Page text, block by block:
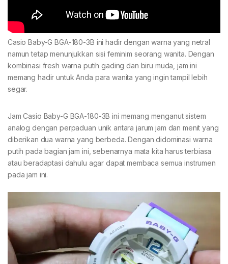
Casio Baby-G BGA-180-3B ini hadir dengan warna yang netral
namun tetap menunjukkan sisi feminim seorang wanita. Dengan
kombinasi fresh warna putih gading dan biru muda, jam ini
memang hadir untuk Anda para wanita yang ingin tampil lebih
segar.
Jam Casio Baby-G BGA-180-3B ini memang menganut sistem
analog dengan perpaduan unik antara jarum jam dan menit yang
diberikan dua warna yang berbeda. Dengan didominasi warna
putih pada bagian jam ini, sebenarnya mata kita harus terbiasa
atau beradaptasi dahulu agar dapat membaca semua instrumen
pada jam ini.